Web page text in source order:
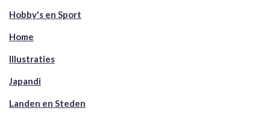
Hobby's en Sport
Home
Illustraties
Japandi
Landen en Steden